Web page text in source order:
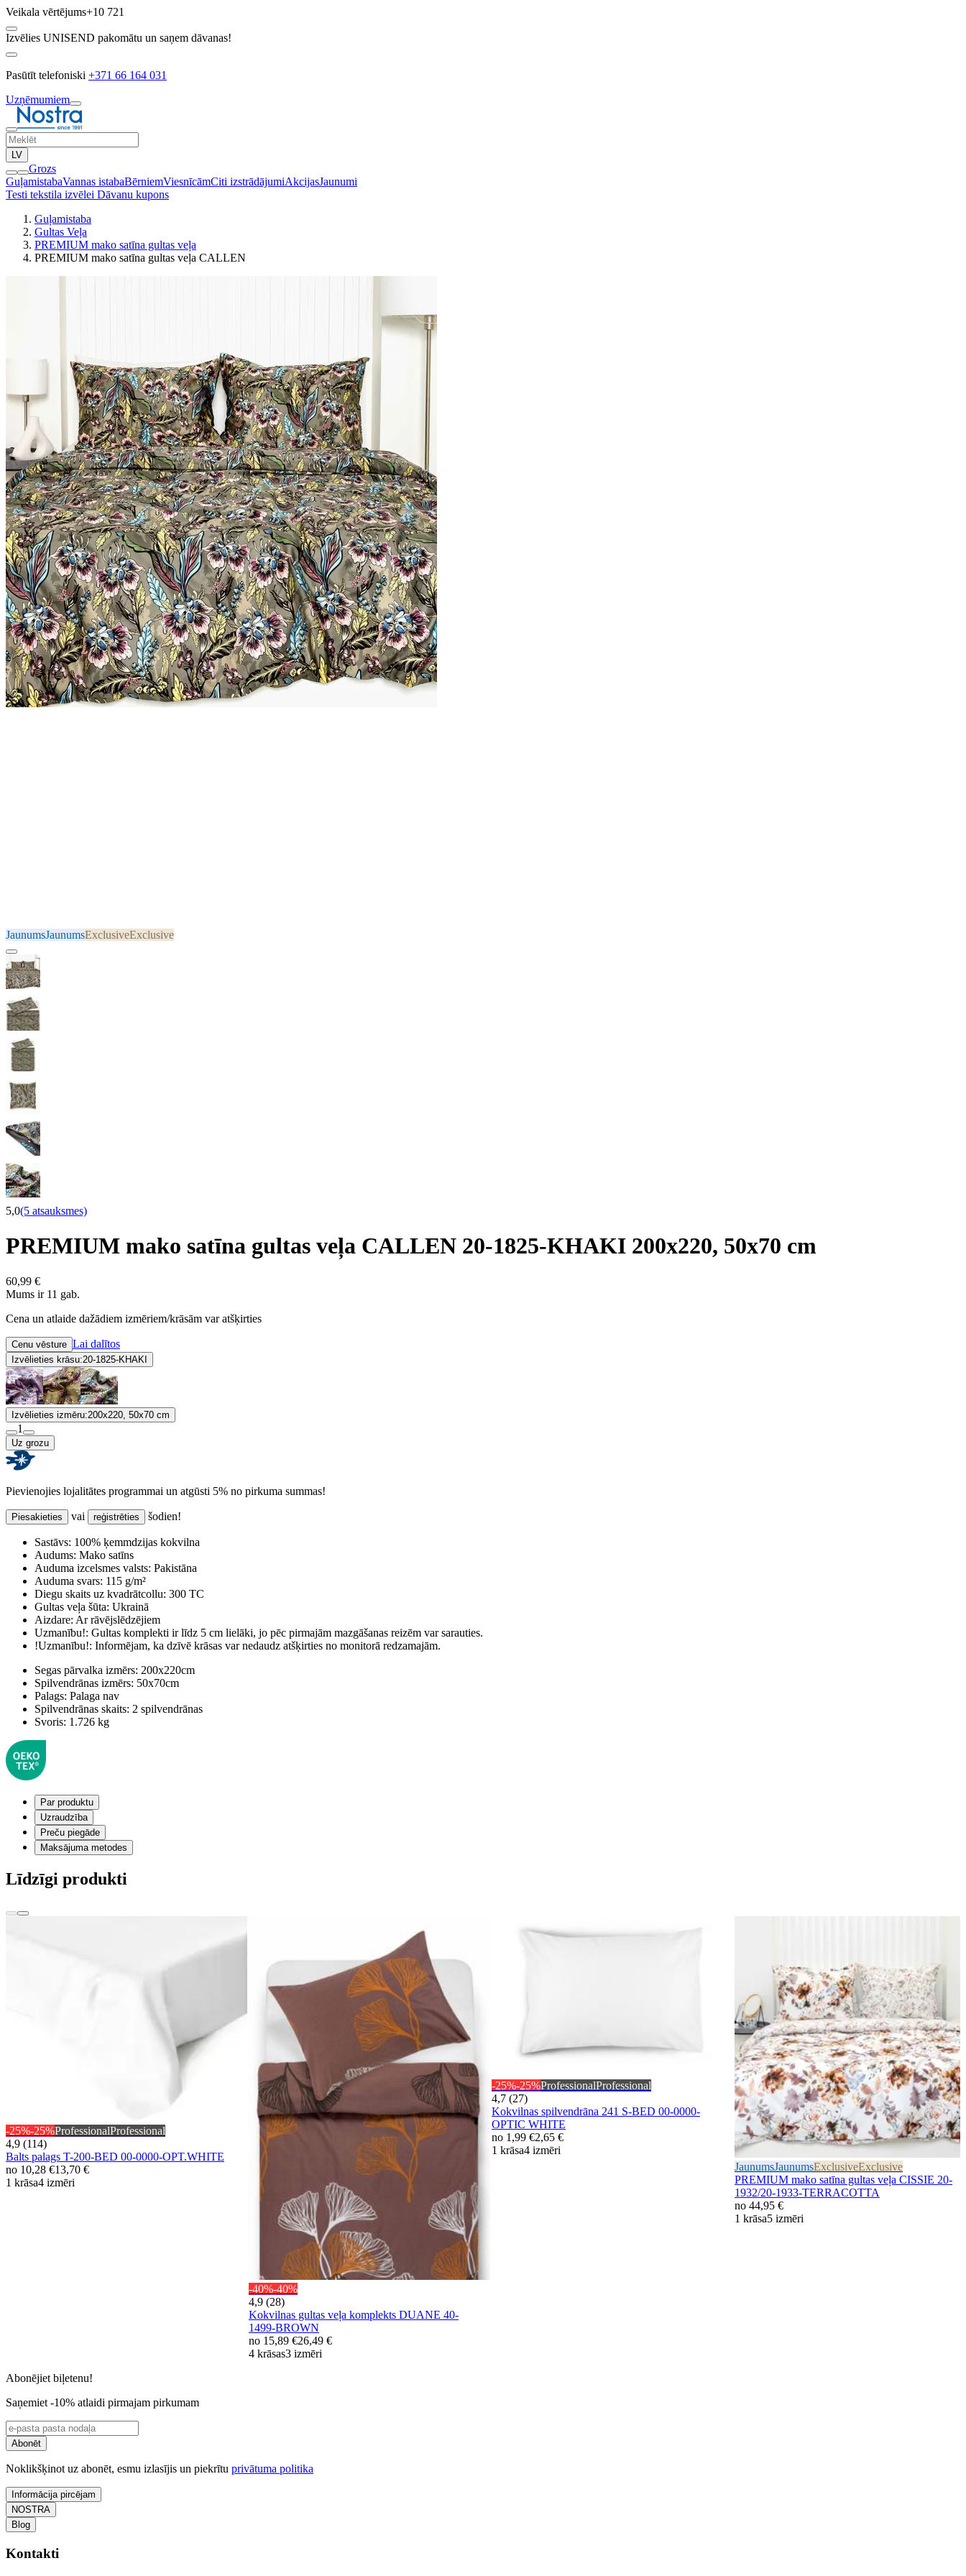
Veikala vērtējums+10 721
Izvēlies UNISEND pakomātu un saņem dāvanas!
Pasūtīt telefoniski +371 66 164 031
Uzņēmumiem
LV
Grozs
GuļamistabaVannas istabaBērniemViesnīcāmCiti izstrādājumiAkcijasJaunumi
Testi tekstila izvēlei Dāvanu kupons
Guļamistaba
Gultas Veļa
PREMIUM mako satīna gultas veļa
PREMIUM mako satīna gultas veļa CALLEN
JaunumsJaunumsExclusiveExclusive
5,0(5 atsauksmes)
PREMIUM mako satīna gultas veļa CALLEN 20-1825-KHAKI 200x220, 50x70 cm
60,99 €
Mums ir 11 gab.
Cena un atlaide dažādiem izmēriem/krāsām var atšķirties
Cenu vēsture Lai dalītos
Izvēlieties krāsu:20-1825-KHAKI
Izvēlieties izmēru:200x220, 50x70 cm
1
Uz grozu
Pievienojies lojalitātes programmai un atgūsti 5% no pirkuma summas!
Piesakieties vai reģistrēties šodien!
Sastāvs: 100% ķemmdzijas kokvilna
Audums: Mako satīns
Auduma izcelsmes valsts: Pakistāna
Auduma svars: 115 g/m²
Diegu skaits uz kvadrātcollu: 300 TC
Gultas veļa šūta: Ukrainā
Aizdare: Ar rāvējslēdzējiem
Uzmanību!: Gultas komplekti ir līdz 5 cm lielāki, jo pēc pirmajām mazgāšanas reizēm var sarauties.
!Uzmanību!: Informējam, ka dzīvē krāsas var nedaudz atšķirties no monitorā redzamajām.
Segas pārvalka izmērs: 200x220cm
Spilvendrānas izmērs: 50x70cm
Palags: Palaga nav
Spilvendrānas skaits: 2 spilvendrānas
Svoris: 1.726 kg
Par produktu
Uzraudzība
Preču piegāde
Maksājuma metodes
Līdzīgi produkti
-25%-25%ProfessionalProfessional
4,9 (114)
Balts palags T-200-BED 00-0000-OPT.WHITE
no 10,28 €13,70 €
1 krāsa4 izmēri
-40%-40%
4,9 (28)
Kokvilnas gultas veļa komplekts DUANE 40-
1499-BROWN
no 15,89 €26,49 €
4 krāsas3 izmēri
-25%-25%ProfessionalProfessional
4,7 (27)
Kokvilnas spilvendrāna 241 S-BED 00-0000-
OPTIC WHITE
no 1,99 €2,65 €
1 krāsa4 izmēri
JaunumsJaunumsExclusiveExclusive
PREMIUM mako satīna gultas veļa CISSIE 20-
1932/20-1933-TERRACOTTA
no 44,95 €
1 krāsa5 izmēri
Abonējiet biļetenu!
Saņemiet -10% atlaidi pirmajam pirkumam
Abonēt
Noklikšķinot uz abonēt, esmu izlasījis un piekrītu privātuma politika
Informācija pircējam
NOSTRA
Blog
Kontakti